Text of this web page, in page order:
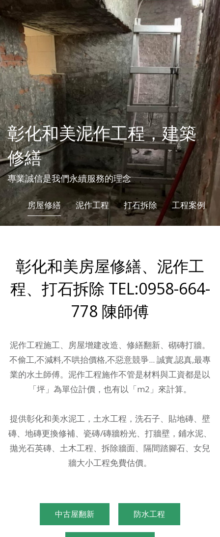
彰化和美泥作工程，建築
修繕
專業誠信是我們永續服務的理念
房屋修繕 泥作工程 打石拆除 工程案例
彰化和美房屋修繕、泥作工
程、打石拆除 TEL:0958-664-
778 陳師傅
泥作工程施工、房屋增建改造、修繕翻新、砌磚打牆。
不偷工,不減料,不哄抬價格,不惡意競爭... 誠實,認真,最專
業的水土師傅。泥作工程施作不管是材料與工資都是以
「坪」為單位計價，也有以「m2」來計算。
提供彰化和美水泥工，土水工程 ，洗石子、貼地磚、壁
磚、地磚更換修補、瓷磚/磚牆粉光、打牆壁，鋪水泥、
拋光石英磚、土木工程、拆除牆面、隔間踏腳石、女兒
牆大小工程免費估價。
中古屋翻新 防水工程